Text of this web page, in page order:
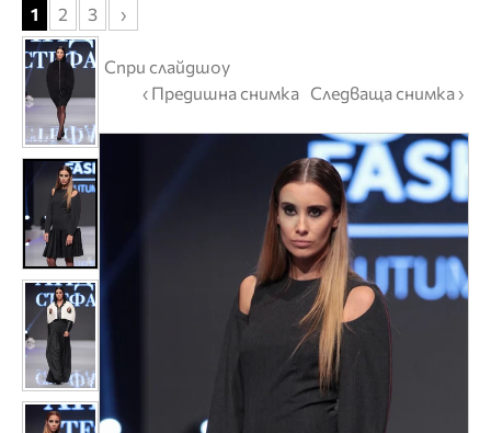
Спри слайдшоу
‹ Предишна снимка Следваща снимка ›
1 2 3 ›